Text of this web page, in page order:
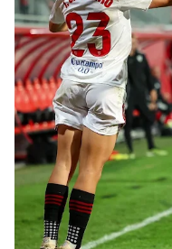
fichajes
Opinión | "Carta
García
El Sevilla oficializa
Miguel Sierra: La
reflejado que
trabajamos con
Diomande ya es
mercado